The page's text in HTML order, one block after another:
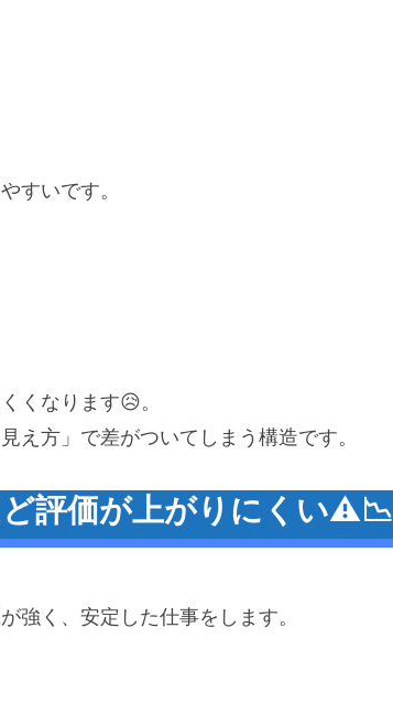
すいです。
くなります😥。
え方」で差がついてしまう構造です。
評価が上がりにくい⚠️📉
強く、安定した仕事をします。